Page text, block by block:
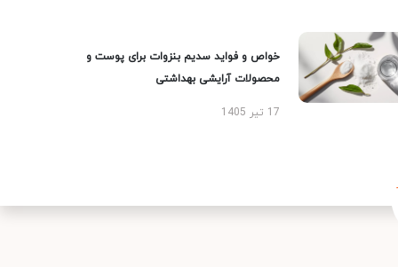
خواص و فواید سدیم بنزوات برای پوست و
محصولات آرایشی بهداشتی
17 تیر 1405